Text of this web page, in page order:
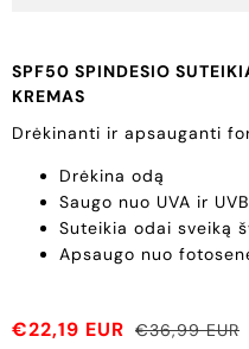
SPF50 SPINDESIO
KREMAS
Drėkinanti ir apsauganti
Drėkina odą
Saugo nuo UVA ir
Suteikia odai sveiką
Apsaugo nuo
€22,19 EUR €36,99 EUR